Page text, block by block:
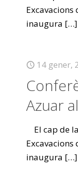
Excavacions
inaugura […]
14 gener,
Azuar
El cap de
Excavacions
inaugura […]